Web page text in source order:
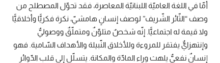
أمّا في اللغة العاميّة اللبنانيّة المعاصرة، فقد تحوّل المصطلح من
وصف “الثّائر الشّريف” لوصف إنسانٍ هامشيّ، نكرة فكريًّا وأخلاقيًّا
ولا قيمة له اجتماعيًّا. إنّه شخصٌ متلوّنٌ ومتملّقٌ ووصوليٌّ
وإنتهزايٌّ يفتقر للمروءة وللأخلاق النّبيلة والأهداف السّامية. فهو
إنسانٌ نفعيٌّ يلهث وراء المادّة والمكانة. يتسلّل إلى قلب الدّوائر